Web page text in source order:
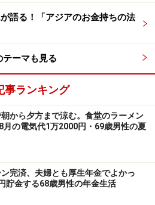
続けたいと思っています」と語
語る！「アジアのお金持ちの法
テーマも見る
事ランキング
朝から夕方まで涼む。食堂のラーメン
月の電気代1万2000円・69歳男性の夏
ン完済、夫婦とも厚生年金でよかっ
貯金する68歳男性の年金生活